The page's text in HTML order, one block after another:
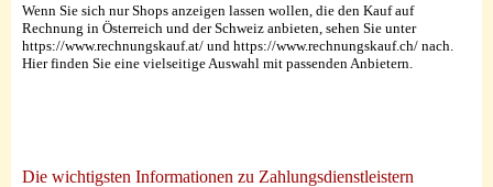
Wenn Sie sich nur Shops anzeigen lassen wollen, die den Kauf auf
Rechnung in Österreich und der Schweiz anbieten, sehen Sie unter
https://www.rechnungskauf.at/ und https://www.rechnungskauf.ch/ nach.
Hier finden Sie eine vielseitige Auswahl mit passenden Anbietern.
Die wichtigsten Informationen zu Zahlungsdienstleistern